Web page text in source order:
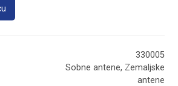
330005
Sobne antene, Zemaljske
antene